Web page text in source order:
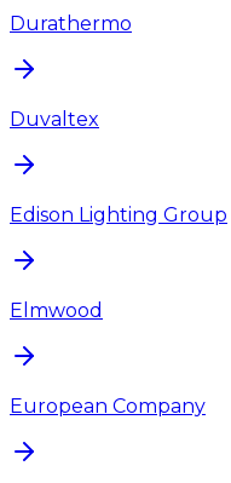
Durathermo
Duvaltex
Edison Lighting Group
Elmwood
European Company